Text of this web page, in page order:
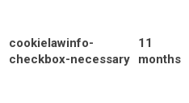
cookielawinfo-
checkbox-necessary
11
months